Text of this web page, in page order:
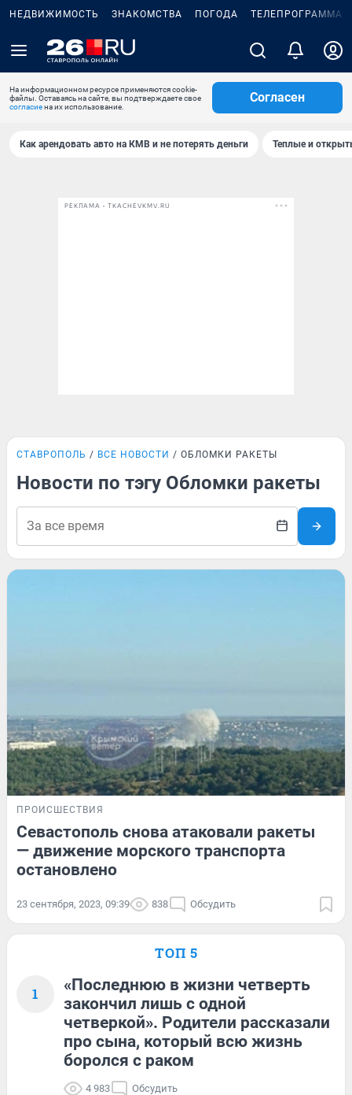
НЕДВИЖИМОСТЬ ЗНАКОМСТВА ПОГОДА ТЕЛЕПРОГРАММА
На информационном ресурсе применяются cookie-
файлы. Оставаясь на сайте, вы подтверждаете свое
согласиена их использование.
Согласен
Как арендовать авто на КМВ и не потерять деньги Теплые и
РЕКЛАМА • TKACHEVKMV.RU
СТАВРОПОЛЬ ВСЕ НОВОСТИ ОБЛОМКИ РАКЕТЫ
Новости по тэгу Обломки ракеты
ПРОИСШЕСТВИЯ
Севастополь снова атаковали ракеты
— движение морского транспорта
остановлено
23 сентября, 2023, 09:39 838 Обсудить
ТОП 5
1
«Последнюю в жизни четверть
закончил лишь с одной
четверкой». Родители рассказали
про сына, который всю жизнь
боролся с раком
4 983 Обсудить